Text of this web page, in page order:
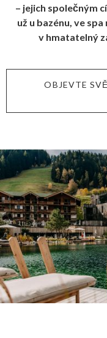
– jejich společným
už u bazénu, ve
v hmatatelný
OBJEVTE